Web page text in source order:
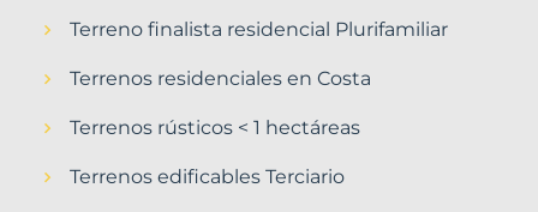
Terreno finalista residencial Plurifamiliar
Terrenos residenciales en Costa
Terrenos rústicos < 1 hectáreas
Terrenos edificables Terciario